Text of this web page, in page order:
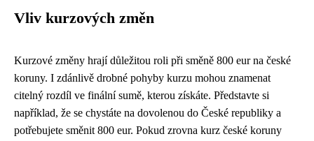
Vliv kurzových změn
Kurzové změny hrají důležitou roli při směně 800 eur na české
koruny. I zdánlivě drobné pohyby kurzu mohou znamenat
citelný rozdíl ve finální sumě, kterou získáte. Představte si
například, že se chystáte na dovolenou do České republiky a
potřebujete směnit 800 eur. Pokud zrovna kurz české koruny